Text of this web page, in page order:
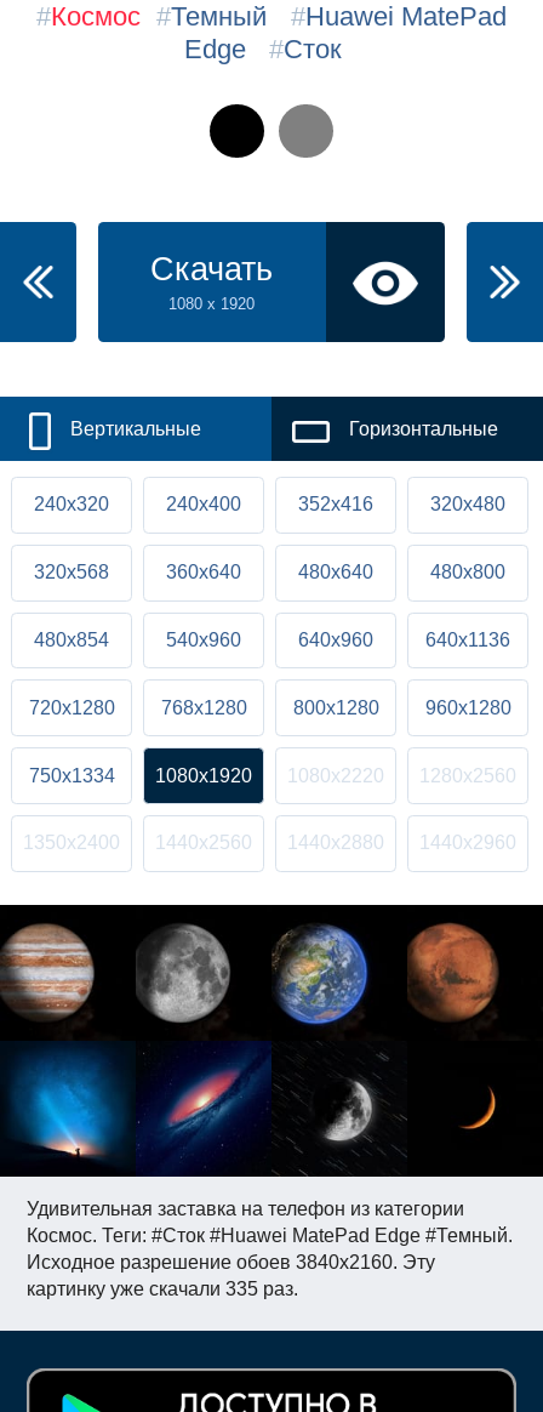
Удивительная заставка на телефон из категории
Космос. Теги: #Сток #Huawei MatePad Edge #Темный.
Исходное разрешение обоев 3840x2160. Эту
картинку уже скачали 335 раз.
#Космос #Темный #Huawei MatePad
Edge
#Сток
Скачать
1080 x 1920
Вертикальные Горизонтальные
240x320 240x400 352x416 320x480
320x568 360x640 480x640 480x800
480x854 540x960 640x960 640x1136
720x1280 768x1280 800x1280 960x1280
750x1334 1080x1920 1080x2220 1280x2560
1350x2400 1440x2560 1440x2880 1440x2960